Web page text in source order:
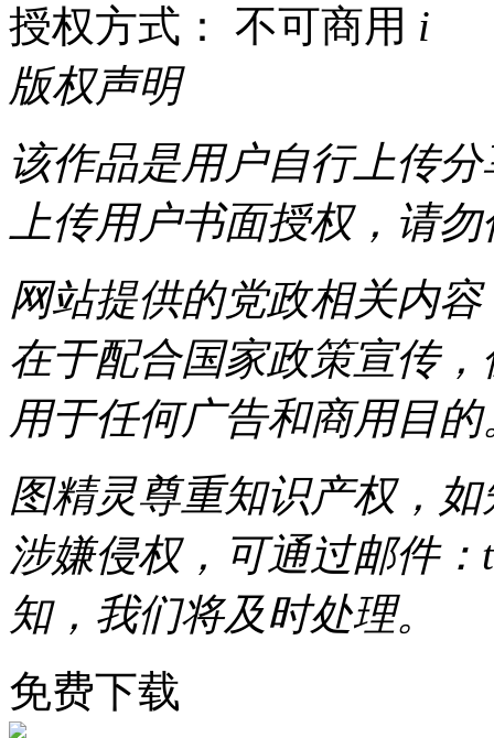
授权方式： 不可商用 i
版权声明
该作品是用户自行上传
上传用户书面授权，请
网站提供的党政相关内
在于配合国家政策宣传
用于任何广告和商用目的
图精灵尊重知识产权，
涉嫌侵权，可通过邮件：
知，我们将及时处理。
免费下载